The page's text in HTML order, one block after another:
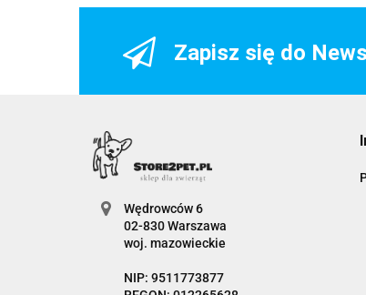
Zapisz się do
Wędrowców 6
02-830 Warszawa
woj. mazowieckie
NIP: 9511773877